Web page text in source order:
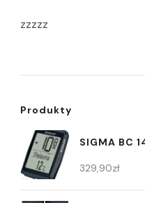
zzzzz
Produkty
SIGMA BC
329,90zł